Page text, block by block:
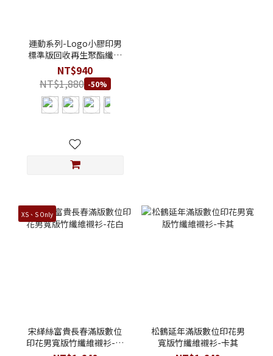
運動系列-Logo小膠印男
標準版回收再生聚酯纖維
運動T恤
NT$940
NT$1,880 -50%
XS、S Only
宋緙絲富貴長春滿版數位
印花男寬版竹纖維襯衫-花
松鶴延年滿版數位印花男
寬版竹纖維襯衫-卡其